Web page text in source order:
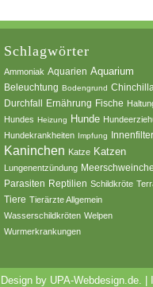
Schlagwörter
Ammoniak Aquarien Aquarium
Beleuchtung Bodengrund
Durchfall Ernährung Fische
Hundes Heizung Hunde
Hundekrankheiten Impfung
Kaninchen Katze Katzen
Lungenentzündung
Parasiten Reptilien Schildkröte
Tiere Tierärzte Allgemein
Wasserschildkröten Welpen
Wurmerkrankungen
by UPA-Webdesign.de.